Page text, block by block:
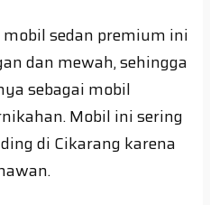
mobil sedan premium ini
dan mewah, sehingga
sebagai mobil
Mobil ini sering
di Cikarang karena